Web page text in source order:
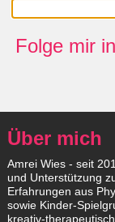
Folge mir
Über mich
Amrei Wies - seit
und Unterstützung
Erfahrungen aus
sowie Kinder-
kreativ-